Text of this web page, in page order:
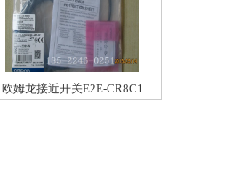
欧姆龙接近开关E2E-CR8C1